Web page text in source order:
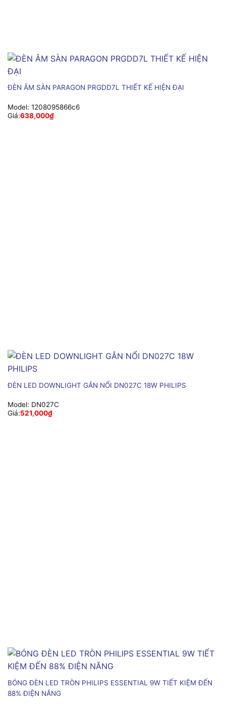
ĐÈN ÂM SÀN PARAGON PRGDD7L THIẾT KẾ HIỆN ĐẠI
Model: 1208095866c6
Giá:638,000₫
ĐÈN LED DOWNLIGHT GẮN NỔI DN027C 18W PHILIPS
Model: DN027C
Giá:521,000₫
BÓNG ĐÈN LED TRÒN PHILIPS ESSENTIAL 9W TIẾT KIỆM ĐẾN
88% ĐIỆN NĂNG